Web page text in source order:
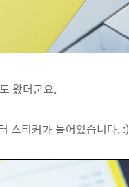
왔더군요.
스티커가 들어있습니다. :)